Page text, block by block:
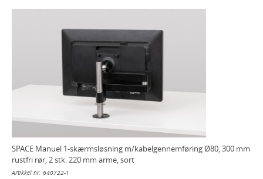
SPACE Manuel 1-skærmsløsning m/kabelgennemføring Ø80, 300 mm
rustfri rør, 2 stk. 220 mm arme, sort
Artikkel nr. 640722-1